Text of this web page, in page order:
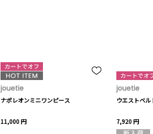
jouetie
ナポレオンミニワンピース
11,000 円
jouetie
ウエストベ
7,920 円